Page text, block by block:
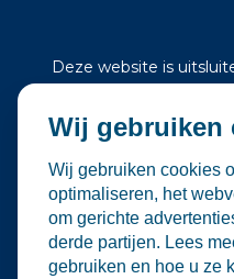
Deze website is
Water Alliance biedt
de aandacht te
omgaan met
evenementen, zijn
de
Wij gebruiken
Wij gebruiken cookies
optimaliseren, het
om gerichte
derde partijen. Lees
gebruiken en hoe u ze